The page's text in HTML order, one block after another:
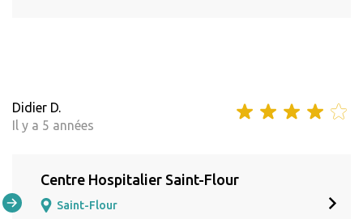
Didier D.
Il y a 5 années
Centre Hospitalier Saint-Flour
Saint-Flour